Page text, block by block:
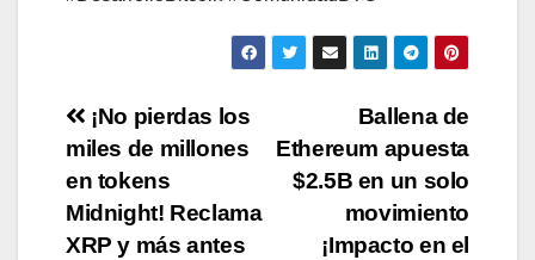
Post
navigation
Ballena de
Ethereum apuesta
$2.5B en un solo
movimiento
¡Impacto en el
¡No pierdas los
miles de millones
en tokens
Midnight! Reclama
XRP y más antes